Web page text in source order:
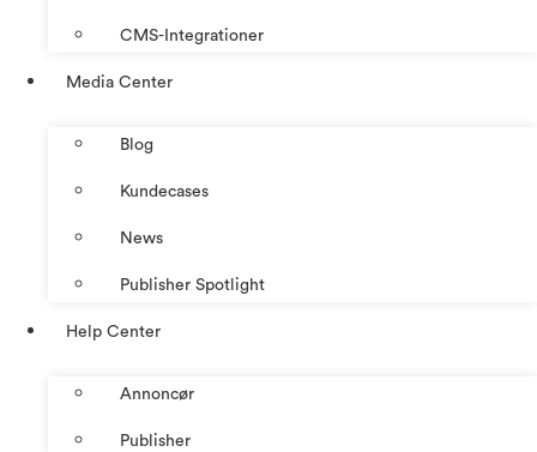
CMS-Integrationer
Media Center
Blog
Kundecases
News
Publisher Spotlight
Help Center
Annoncør
Publisher